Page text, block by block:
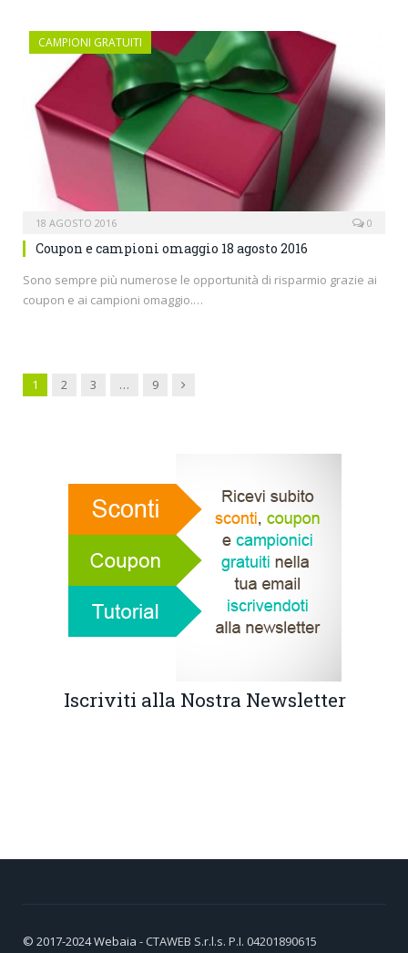
CAMPIONI GRATUITI
18 AGOSTO 2016 0
Coupon e campioni omaggio 18 agosto 2016
Sono sempre più numerose le opportunità di risparmio grazie ai
coupon e ai campioni omaggio.…
1 2 3 … 9 Next
Iscriviti alla Nostra Newsletter
© 2017-2024Webaia - CTAWEB S.r.l.s. P.I. 04201890615